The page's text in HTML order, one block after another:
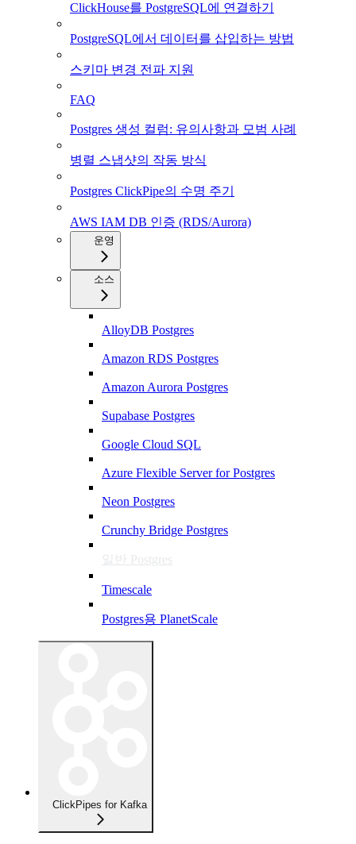
ClickHouse를 PostgreSQL에 연결하기
PostgreSQL에서 데이터를 삽입하는 방법
스키마 변경 전파 지원
FAQ
Postgres 생성 컬럼: 유의사항과 모범 사례
병렬 스냅샷의 작동 방식
Postgres ClickPipe의 수명 주기
AWS IAM DB 인증 (RDS/Aurora)
운영
소스
AlloyDB Postgres
Amazon RDS Postgres
Amazon Aurora Postgres
Supabase Postgres
Google Cloud SQL
Azure Flexible Server for Postgres
Neon Postgres
Crunchy Bridge Postgres
일반 Postgres
Timescale
Postgres용 PlanetScale
ClickPipes for Kafka